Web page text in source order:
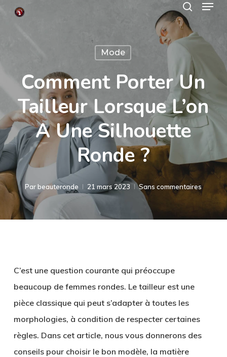
Skip
Mode
Comment Porter Un
Tailleur Lorsque L’on
A Une Silhouette
Ronde ?
Par beauteronde 21 mars 2023 Sans commentaires
C’est une question courante qui préoccupe
beaucoup de femmes rondes. Le tailleur est une
pièce classique qui peut s’adapter à toutes les
morphologies, à condition de respecter certaines
règles. Dans cet article, nous vous donnerons des
conseils pour choisir le bon modèle, la matière
Menu